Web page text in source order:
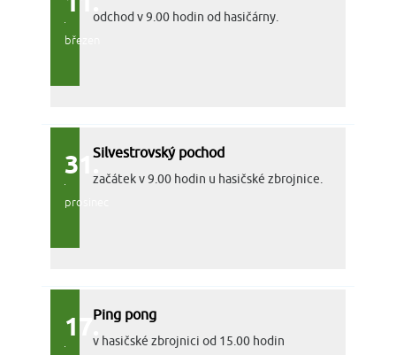
březen
odchod v 9.00 hodin od hasičárny.
31.
prosinec
Silvestrovský pochod
začátek v 9.00 hodin u hasičské zbrojnice.
17.Ping pong
v hasičské zbrojnici od 15.00 hodin